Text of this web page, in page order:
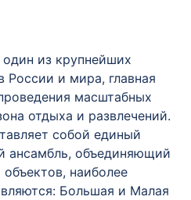
из крупнейших
России и мира, главная
масштабных
отдыха и развлечений.
собой единый
ансамбль, объединяющий
наиболее
Большая и Малая